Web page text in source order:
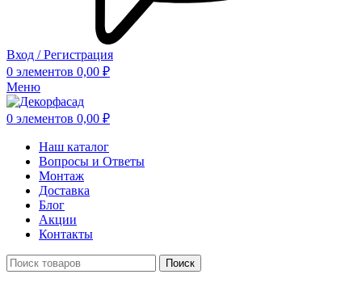
Вход / Регистрация
0 элементов 0,00 ₽
Меню
0 элементов 0,00 ₽
Наш каталог
Вопросы и Ответы
Монтаж
Доставка
Блог
Акции
Контакты
Поиск